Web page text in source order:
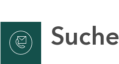
Suche